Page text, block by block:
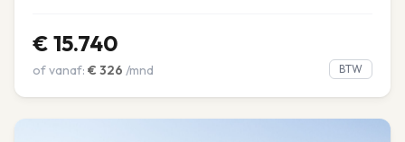
€ 15.740
of vanaf: € 326 /mnd BTW